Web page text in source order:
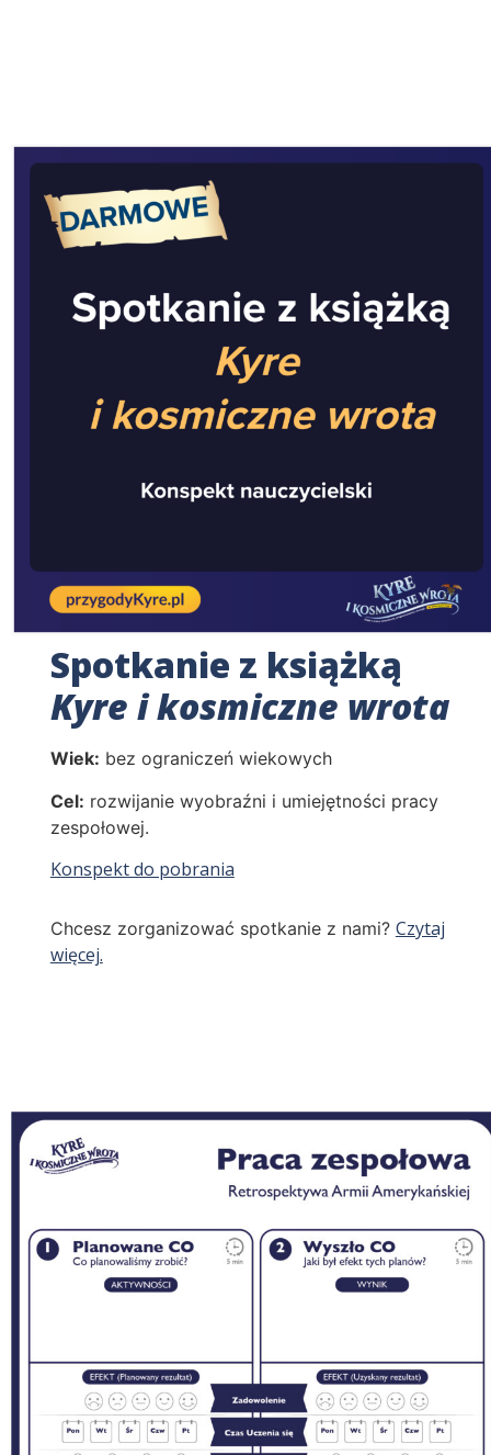
Spotkanie z książką
Kyre i kosmiczne wrota
Wiek: bez ograniczeń wiekowych
Cel: rozwijanie wyobraźni i umiejętności pracy
zespołowej.
Konspekt do pobrania
Chcesz zorganizować spotkanie z nami? Czytaj
więcej.